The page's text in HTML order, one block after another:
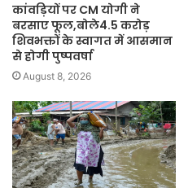
कांवड़ियों पर CM योगी ने
बरसाए फूल,बोले4.5 करोड़
शिवभक्तों के स्वागत में आसमान
से होगी पुष्पवर्षा
August 8, 2026